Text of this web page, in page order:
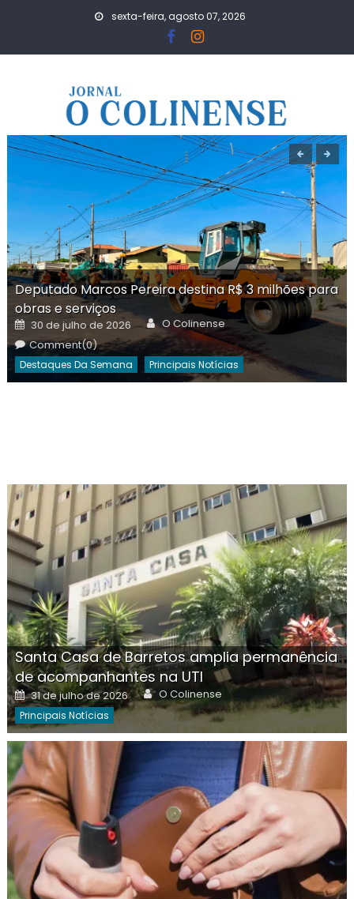
sexta-feira, agosto 07, 2026
Deputado Marcos Pereira destina R$ 3 milhões para
obras e serviços
Posted
on
30 de julho de 2026 Author
O Colinense
Comment(0)
Destaques Da Semana Principais Notícias
Santa Casa de Barretos amplia permanência
de acompanhantes na UTI
Posted
on
31 de julho de 2026 Author
O Colinense
Principais Notícias